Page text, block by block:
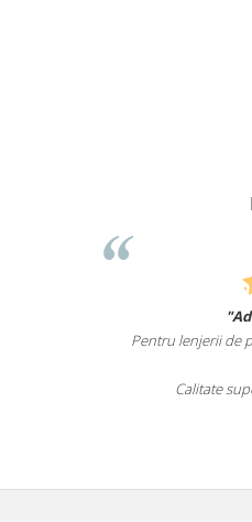
Pentru lenjerii de
Calitate